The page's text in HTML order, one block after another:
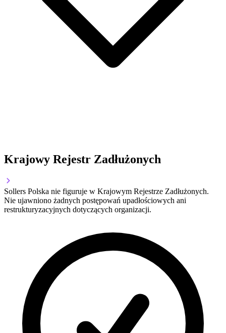
Krajowy Rejestr Zadłużonych
Sollers Polska nie figuruje w Krajowym Rejestrze Zadłużonych.
Nie ujawniono żadnych postępowań upadłościowych ani
restrukturyzacyjnych dotyczących organizacji.